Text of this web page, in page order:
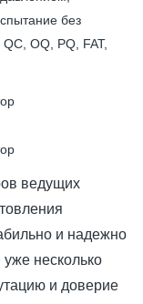
без
QC, OQ, PQ, FAT,
ведущих
и надежно
уже несколько
и доверие